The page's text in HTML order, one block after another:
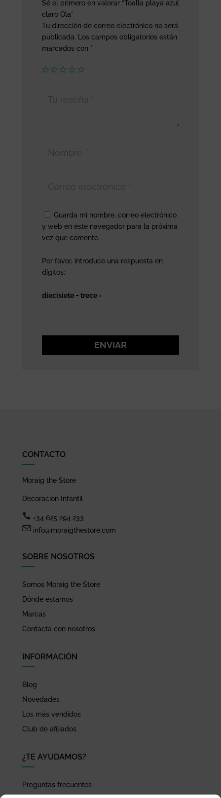
Sé el primero en valorar “Toalla playa azul
claro Ola”
Tu dirección de correo electrónico no será
publicada. Los campos obligatorios están
marcados con *
Guarda mi nombre, correo electrónico
y web en este navegador para la próxima
vez que comente.
Por favor, introduce una respuesta en
dígitos:
diecisiete − trece =
ENVIAR
CONTACTO
Moraig the Store
Decoración Infantil
+34 625 294 233
info@moraigthestore.com
SOBRE NOSOTROS
Somos Moraig the Store
Dónde estamos
Marcas
Contacta con nosotros
INFORMACIÓN
Blog
Novedades
Los más vendidos
Club de afiliados
¿TE AYUDAMOS?
Preguntas frecuentes